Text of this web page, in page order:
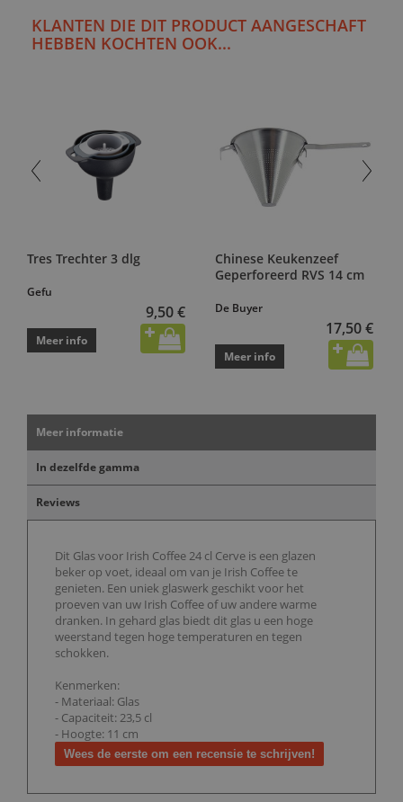
KLANTEN DIE DIT PRODUCT AANGESCHAFT
HEBBEN KOCHTEN OOK...
Tres Trechter 3 dlg
Gefu
9,50 €
Meer info
Chinese Keukenzeef
Geperforeerd RVS 14 cm
De Buyer
17,50 €
Meer info
Meer informatie
In dezelfde gamma
Reviews
Dit Glas voor Irish Coffee 24 cl Cerve is een glazen
beker op voet, ideaal om van je Irish Coffee te
genieten. Een uniek glaswerk geschikt voor het
proeven van uw Irish Coffee of uw andere warme
dranken. In gehard glas biedt dit glas u een hoge
weerstand tegen hoge temperaturen en tegen
schokken.
Kenmerken:
- Materiaal: Glas
- Capaciteit: 23,5 cl
- Hoogte: 11 cm
Wees de eerste om een recensie te schrijven!